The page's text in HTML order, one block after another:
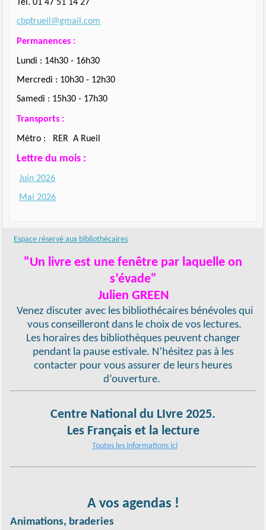
Tel. 01 47 51 14 27
cbptrueil@gmail.com
Permanences :
Lundi : 14h30 - 16h30
Mercredi : 10h30 - 12h30
Samedi : 15h30 - 17h30
Transports :
Métro : RER A Rueil
Lettre du mois :
Juin 2026
Mai 2026
Espace réservé aux bibliothécaires
"Un livre est une fenêtre par laquelle on
s’évade"
Julien GREEN
Venez discuter avec les bibliothécaires bénévoles qui
vous conseilleront dans le choix de vos lectures.
Les horaires des bibliothèques peuvent changer
pendant la pause estivale. N’hésitez pas à les
contacter pour vous assurer de leurs heures
d’ouverture.
Centre National du LIvre 2025.
Les Français et la lecture
Toutes les informations ici
A vos agendas !
Animations, braderies